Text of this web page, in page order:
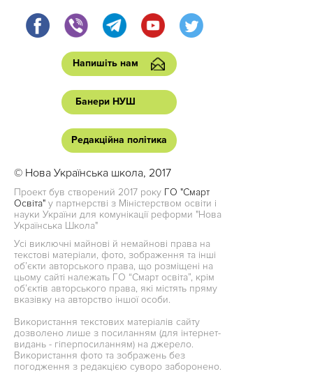
Напишіть нам
Банери НУШ
Редакційна політика
© Нова Українська школа, 2017
Проект був створений 2017 року ГО "Смарт
Освіта" у партнерстві з Міністерством освіти і
науки України для комунікації реформи "Нова
Українська Школа"
Усі виключні майнові й немайнові права на
текстові матеріали, фото, зображення та інші
об’єкти авторського права, що розміщені на
цьому сайті належать ГО “Смарт освіта”, крім
об’єктів авторського права, які містять пряму
вказівку на авторство іншої особи.
Використання текстових матеріалів сайту
дозволено лише з посиланням (для інтернет-
видань - гіперпосиланням) на джерело.
Використання фото та зображень без
погодження з редакцією суворо заборонено.